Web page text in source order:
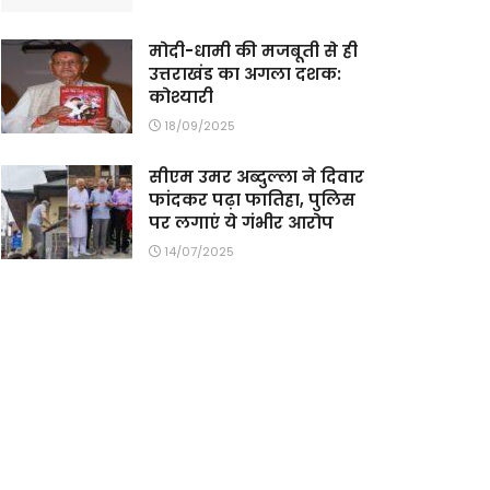
मोदी-धामी की मजबूती से ही
उत्तराखंड का अगला दशक:
कोश्यारी
18/09/2025
सीएम उमर अब्दुल्ला ने दिवार
फांदकर पढ़ा फातिहा, पुलिस
पर लगाएं ये गंभीर आरोप
14/07/2025